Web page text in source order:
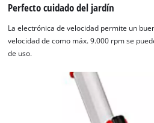
Perfecto cuidado del jardín
La electrónica de velocidad permite un
velocidad de como máx. 9.000 rpm se
de uso.